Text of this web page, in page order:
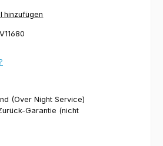
hinzufügen
V11680
(Over Night Service)
Garantie (nicht